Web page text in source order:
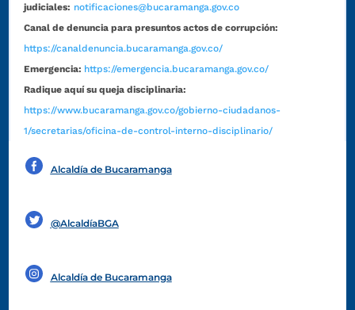
judiciales: notificaciones@bucaramanga.gov.co
Canal de denuncia para presuntos actos de corrupción:
https://canaldenuncia.bucaramanga.gov.co/
Emergencia: https://emergencia.bucaramanga.gov.co/
Radique aquí su queja disciplinaria:
https://www.bucaramanga.gov.co/gobierno-ciudadanos-
1/secretarias/oficina-de-control-interno-disciplinario/
Alcaldía de Bucaramanga
@AlcaldíaBGA
Alcaldía de Bucaramanga